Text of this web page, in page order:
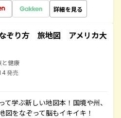
詳細を見る
ぞり方 旅地図 アメリカ大
と健康
発売
学ぶ新しい地図本！国境や州、
図をなぞって脳もイキイキ！